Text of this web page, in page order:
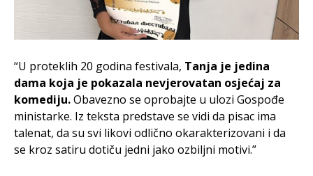
“U proteklih 20 godina festivala, Tanja je jedina
dama koja je pokazala nevjerovatan osjećaj za
komediju.Obavezno se oprobajte u ulozi Gospođe
ministarke. Iz teksta predstave se vidi da pisac ima
talenat, da su svi likovi odlično okarakterizovani i da
se kroz satiru dotiču jedni jako ozbiljni motivi.”